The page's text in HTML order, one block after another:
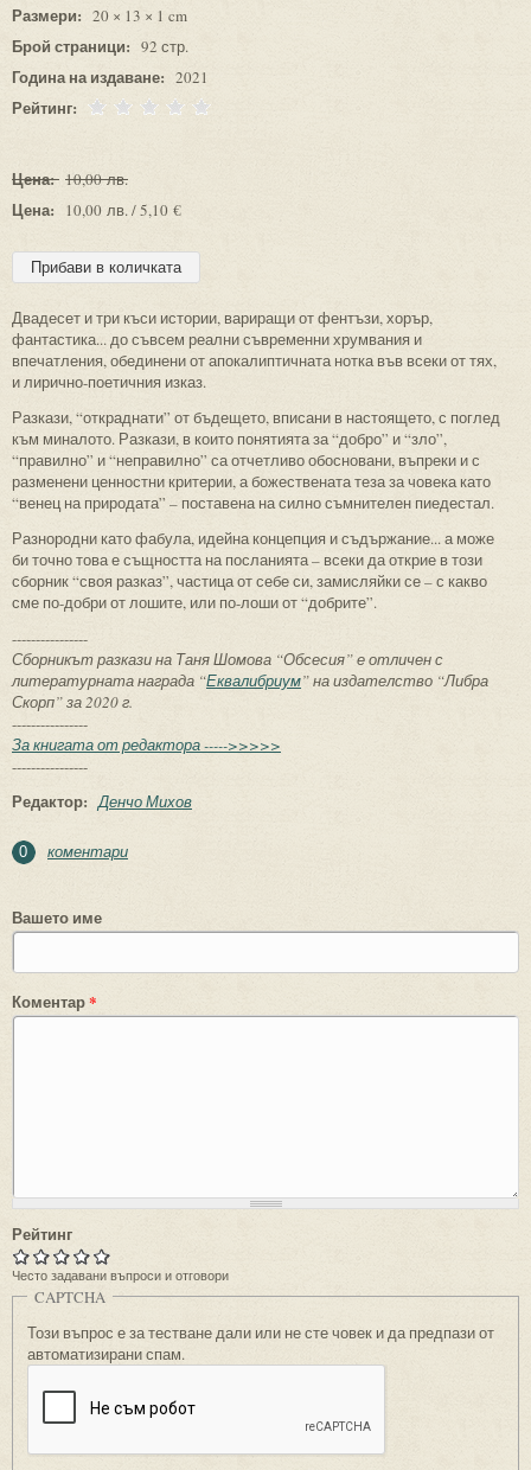
Размери: 20 × 13 × 1 cm
Брой страници: 92 стр.
Година на издаване: 2021
Рейтинг:
Цена: 10,00 лв.
Цена: 10,00 лв. / 5,10 €
Двадесет и три къси истории, вариращи от фентъзи, хорър,
фантастика... до съвсем реални съвременни хрумвания и
впечатления, обединени от апокалиптичната нотка във всеки от тях,
и лирично-поетичния изказ.
Разкази, “откраднати” от бъдещето, вписани в настоящето, с поглед
към миналото. Разкази, в които понятията за “добро” и “зло”,
“правилно” и “неправилно” са отчетливо обосновани, въпреки и с
разменени ценностни критерии, а божествената теза за човека като
“венец на природата” – поставена на силно съмнителен пиедестал.
Разнородни като фабула, идейна концепция и съдържание... а може
би точно това е същността на посланията – всеки да открие в този
сборник “своя разказ”, частица от себе си, замисляйки се – с какво
сме по-добри от лошите, или по-лоши от “добрите”.
----------------
Сборникът разкази на Таня Шомова “Обсесия” е отличен с
литературната награда “Еквалибриум” на издателство “Либра
Скорп” за 2020 г.
----------------
За книгата от редактора ----->>>>>
----------------
Редактор: Денчо Михов
0 коментари
Вашето име
Коментар*
Рейтинг
Често задавани въпроси и отговори
CAPTCHA
Този въпрос е за тестване дали или не сте човек и да предпази от
автоматизирани спам.